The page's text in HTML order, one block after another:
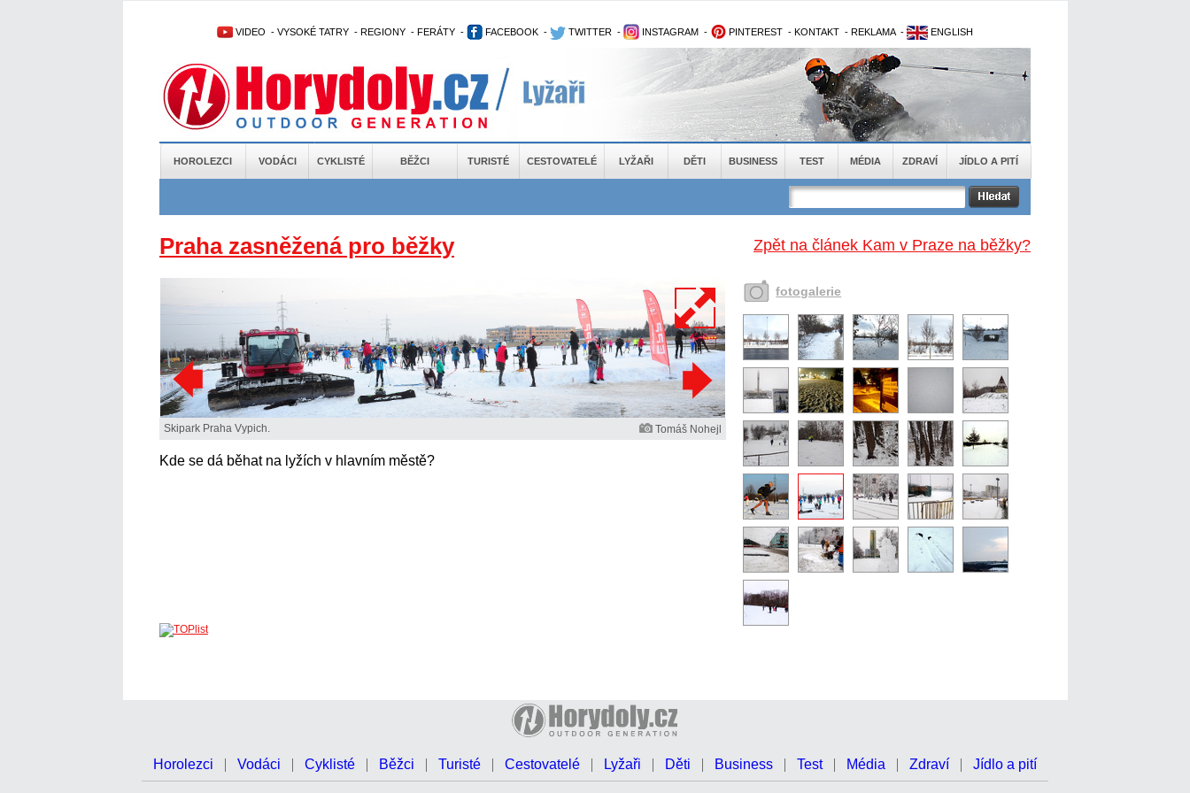
VIDEO - VYSOKÉ TATRY - REGIONY - FERÁTY - FACEBOOK - TWITTER - INSTAGRAM - PINTEREST - KONTAKT - REKLAMA - ENGLISH
HOROLEZCI VODÁCI CYKLISTÉ BĚŽCI TURISTÉ CESTOVATELÉ LYŽAŘI DĚTI BUSINESS TEST MÉDIA ZDRAVÍ JÍDLO A PITÍ
Zpět na článek Kam v Praze na běžky?
Praha zasněžená pro běžky
Skipark Praha Vypich. Tomáš Nohejl
Kde se dá běhat na lyžích v hlavním městě?
fotogalerie
Horolezci Vodáci Cyklisté Běžci Turisté Cestovatelé Lyžaři Děti Business Test Média Zdraví Jídlo a pití